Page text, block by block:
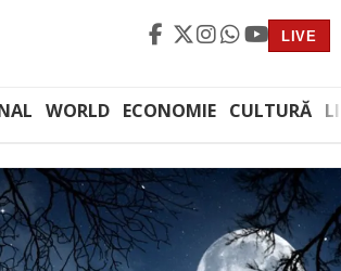
LIVE
WORLD ECONOMIE CULTURĂ